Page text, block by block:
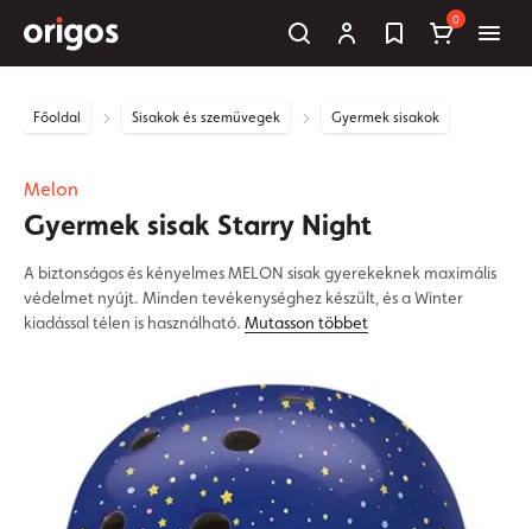
0
Főoldal Sisakok és szemüvegek Gyermek sisakok
Melon
Gyermek sisak Starry Night
A biztonságos és kényelmes MELON sisak gyerekeknek maximális
védelmet nyújt. Minden tevékenységhez készült, és a Winter
kiadással télen is használható. Mutasson többet